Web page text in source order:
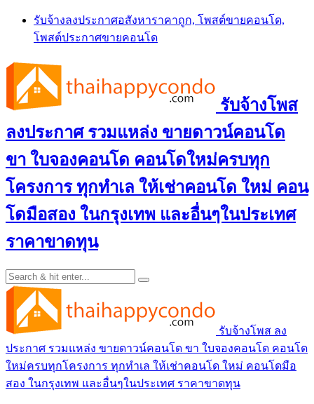
Skip
content
รับจ้างลงประกาศอสังหาราคาถูก, โพสต์ขายคอนโด,
โพสต์ประกาศขายคอนโด
รับจ้างโพส
ลงประกาศ รวมแหล่ง ขายดาวน์คอนโด
ขา ใบจองคอนโด คอนโดใหม่ครบทุก
โครงการ ทุกทำเล ให้เช่าคอนโด ใหม่ คอน
โดมือสอง ในกรุงเทพ และอื่นๆในประเทศ
ราคาขาดทุน
รับจ้างโพส ลง
ประกาศ รวมแหล่ง ขายดาวน์คอนโด ขา ใบจองคอนโด คอนโด
ใหม่ครบทุกโครงการ ทุกทำเล ให้เช่าคอนโด ใหม่ คอนโดมือ
สอง ในกรุงเทพ และอื่นๆในประเทศ ราคาขาดทุน